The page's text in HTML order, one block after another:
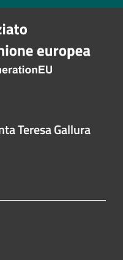
Teresa Gallura